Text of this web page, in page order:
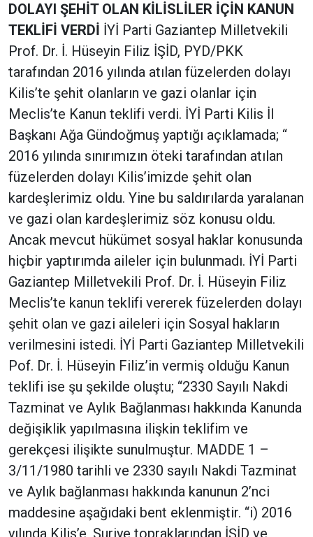
DOLAYI ŞEHİT OLAN KİLİSLİLER İÇİN KANUN
TEKLİFİ VERDİ İYİ Parti Gaziantep Milletvekili
Prof. Dr. İ. Hüseyin Filiz İŞİD, PYD/PKK
tarafından 2016 yılında atılan füzelerden dolayı
Kilis’te şehit olanların ve gazi olanlar için
Meclis’te Kanun teklifi verdi. İYİ Parti Kilis İl
Başkanı Ağa Gündoğmuş yaptığı açıklamada; “
2016 yılında sınırımızın öteki tarafından atılan
füzelerden dolayı Kilis’imizde şehit olan
kardeşlerimiz oldu. Yine bu saldırılarda yaralanan
ve gazi olan kardeşlerimiz söz konusu oldu.
Ancak mevcut hükümet sosyal haklar konusunda
hiçbir yaptırımda aileler için bulunmadı. İYİ Parti
Gaziantep Milletvekili Prof. Dr. İ. Hüseyin Filiz
Meclis’te kanun teklifi vererek füzelerden dolayı
şehit olan ve gazi aileleri için Sosyal hakların
verilmesini istedi. İYİ Parti Gaziantep Milletvekili
Pof. Dr. İ. Hüseyin Filiz’in vermiş olduğu Kanun
teklifi ise şu şekilde oluştu; “2330 Sayılı Nakdi
Tazminat ve Aylık Bağlanması hakkında Kanunda
değişiklik yapılmasına ilişkin teklifim ve
gerekçesi ilişikte sunulmuştur. MADDE 1 –
3/11/1980 tarihli ve 2330 sayılı Nakdi Tazminat
ve Aylık bağlanması hakkında kanunun 2’nci
maddesine aşağıdaki bent eklenmiştir. “i) 2016
yılında Kilis’e, Suriye topraklarından İŞİD ve